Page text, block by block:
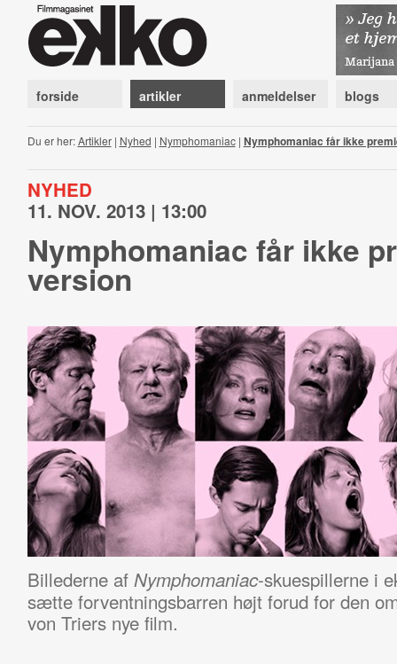
forside artikler anmeldelser blogs
Du er her:Artikler| Nyhed | Nymphomaniac| Nymphomaniac får ikke
NYHED
11. NOV. 2013 | 13:00
Nymphomaniac får ikke
version
Billederne af Nymphomaniac-skuespillerne i
sætte forventningsbarren højt forud for den
von Triers nye film.